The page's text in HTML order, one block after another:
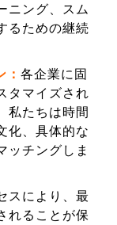
ニング、スム
るための継続
：各企業に固
タマイズされ
私たちは時間
化、具体的な
ッチングしま
スにより、最
れることが保